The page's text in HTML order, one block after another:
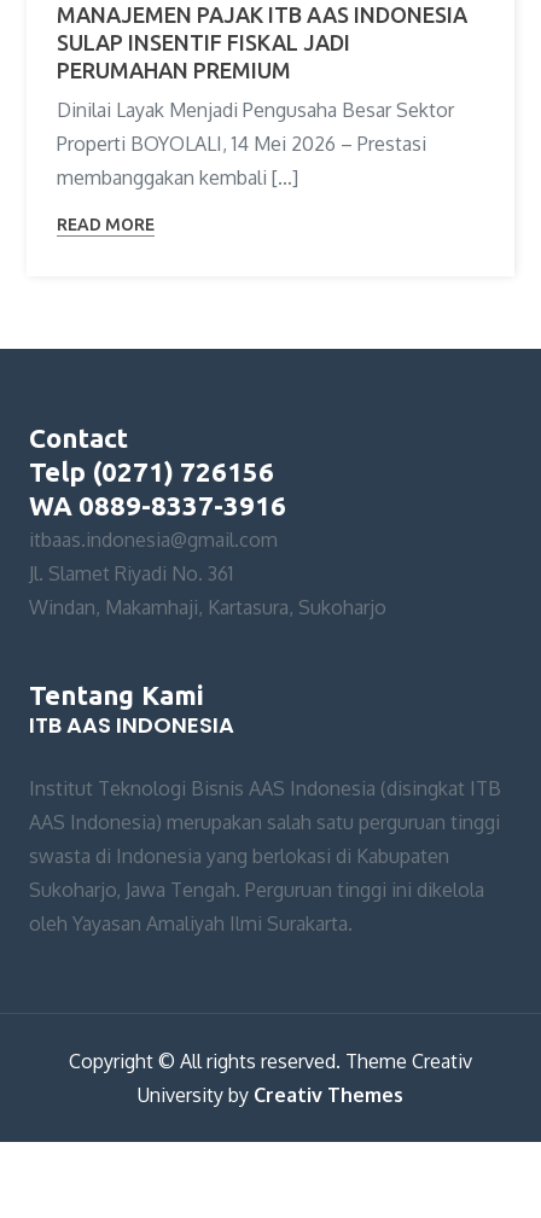
MANAJEMEN PAJAK ITB AAS INDONESIA
SULAP INSENTIF FISKAL JADI
PERUMAHAN PREMIUM
Dinilai Layak Menjadi Pengusaha Besar Sektor
Properti BOYOLALI, 14 Mei 2026 – Prestasi
membanggakan kembali […]
READ MORE
Contact
Telp (0271) 726156
WA 0889-8337-3916
itbaas.indonesia@gmail.com
Jl. Slamet Riyadi No. 361
Windan, Makamhaji, Kartasura, Sukoharjo
Tentang Kami
ITB AAS INDONESIA
Institut Teknologi Bisnis AAS Indonesia (disingkat ITB
AAS Indonesia) merupakan salah satu perguruan tinggi
swasta di Indonesia yang berlokasi di Kabupaten
Sukoharjo, Jawa Tengah. Perguruan tinggi ini dikelola
oleh Yayasan Amaliyah Ilmi Surakarta.
Copyright © All rights reserved. Theme Creativ
University by Creativ Themes